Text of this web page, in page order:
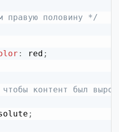
правую половину */
: red ;
контент был
;